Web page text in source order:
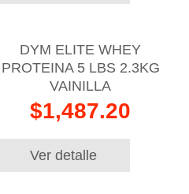
DYM ELITE WHEY
PROTEINA 5 LBS 2.3KG
VAINILLA
$1,487.20
Ver detalle